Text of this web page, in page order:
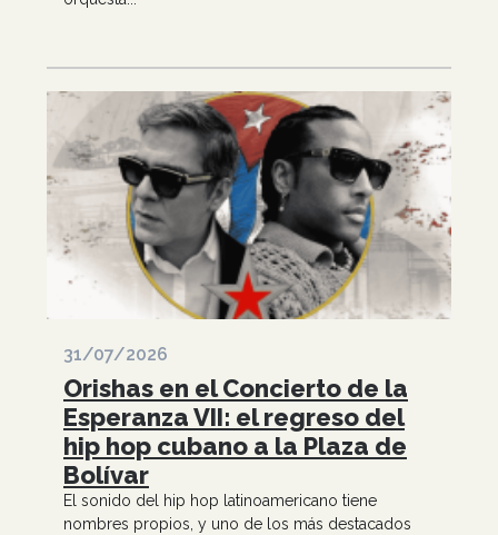
31/07/2026
Orishas en el Concierto de la
Esperanza VII: el regreso del
hip hop cubano a la Plaza de
Bolívar
El sonido del hip hop latinoamericano tiene
nombres propios, y uno de los más destacados